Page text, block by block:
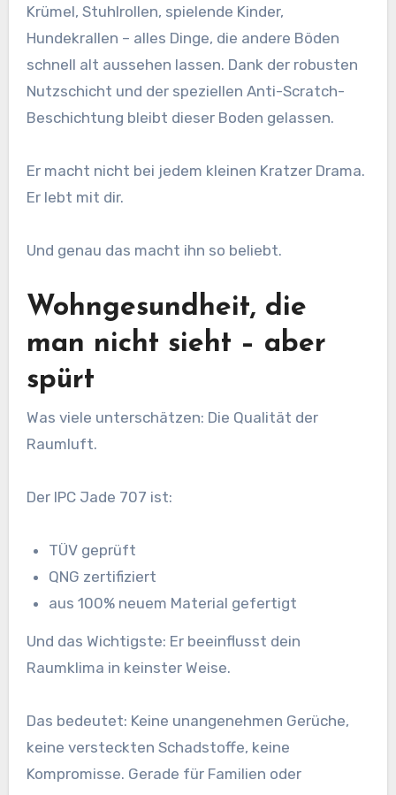
Krümel, Stuhlrollen, spielende Kinder,
Hundekrallen – alles Dinge, die andere Böden
schnell alt aussehen lassen. Dank der robusten
Nutzschicht und der speziellen Anti-Scratch-
Beschichtung bleibt dieser Boden gelassen.
Er macht nicht bei jedem kleinen Kratzer Drama.
Er lebt mit dir.
Und genau das macht ihn so beliebt.
Wohngesundheit, die
man nicht sieht – aber
spürt
Was viele unterschätzen: Die Qualität der
Raumluft.
Der IPC Jade 707 ist:
TÜV geprüft
QNG zertifiziert
aus 100% neuem Material gefertigt
Und das Wichtigste: Er beeinflusst dein
Raumklima in keinster Weise.
Das bedeutet: Keine unangenehmen Gerüche,
keine versteckten Schadstoffe, keine
Kompromisse. Gerade für Familien oder